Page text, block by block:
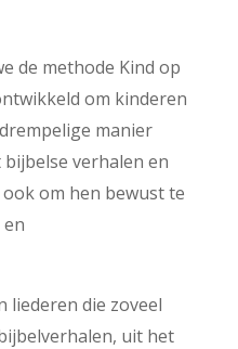
de methode Kind op
om kinderen
manier
verhalen en
om hen bewust te
liederen die zoveel
uit het